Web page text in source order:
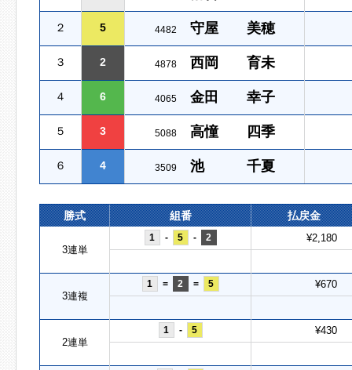
２ 5 4482 守屋 美穂
３ 2 4878 西岡 育未
４ 6 4065 金田 幸子
５ 3 5088 高憧 四季
６ 4 3509 池 千夏
勝式 組番 払戻金
3連単
1 - 5 - 2 ¥2,180
3連複
1 = 2 = 5 ¥670
2連単
1 - 5 ¥430